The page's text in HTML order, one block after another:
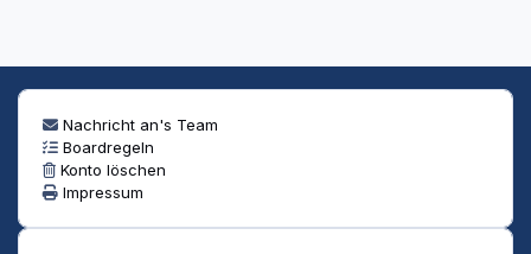
Nachricht an's Team
Boardregeln
Konto löschen
Impressum